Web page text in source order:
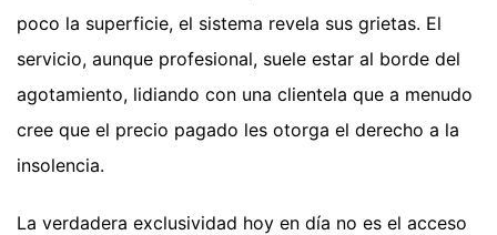
poco la superficie, el sistema revela sus grietas. El
servicio, aunque profesional, suele estar al borde del
agotamiento, lidiando con una clientela que a menudo
cree que el precio pagado les otorga el derecho a la
insolencia.
La verdadera exclusividad hoy en día no es el acceso